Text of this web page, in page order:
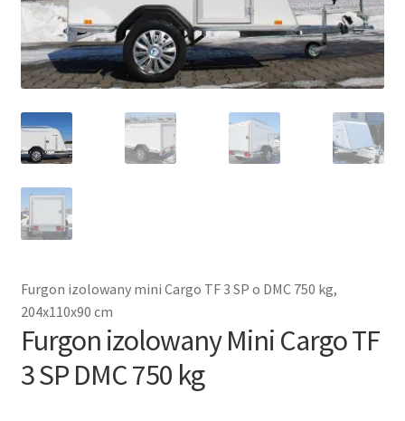
Furgon izolowany mini Cargo TF 3 SP o DMC 750 kg,
204x110x90 cm
Furgon izolowany Mini Cargo TF
3 SP DMC 750 kg